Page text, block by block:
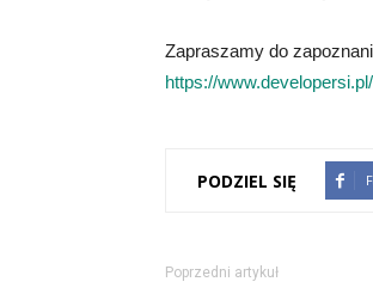
Zapraszamy do
https://www.developersi.pl/
PODZIEL SIĘ
Poprzedni artykuł